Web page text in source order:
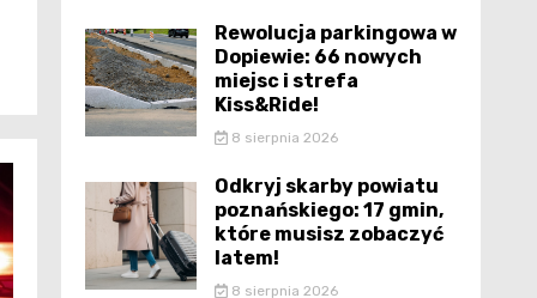
Rewolucja parkingowa w
Dopiewie: 66 nowych
miejsc i strefa
Kiss&Ride!
8 sierpnia 2026
Odkryj skarby powiatu
poznańskiego: 17 gmin,
które musisz zobaczyć
latem!
8 sierpnia 2026